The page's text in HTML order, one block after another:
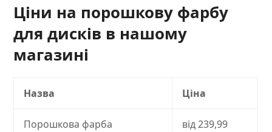
Ціни на порошкову фарбу
для дисків в нашому
магазині
Назва Ціна
Порошкова фарба
від 239,99